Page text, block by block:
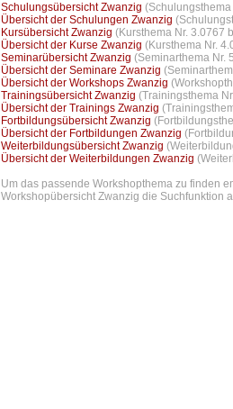
Schulungsübersicht Zwanzig
Übersicht der Schulungen Zwanzig
Kursübersicht Zwanzig (Kursthema Nr. 3.0767
Übersicht der Kurse Zwanzig (Kursthema Nr.
Seminarübersicht Zwanzig (Seminarthema Nr.
Übersicht der Seminare Zwanzig
Übersicht der Workshops Zwanzig
Trainingsübersicht Zwanzig (Trainingsthema
Übersicht der Trainings Zwanzig
Fortbildungsübersicht Zwanzig
Übersicht der Fortbildungen Zwanzig
Weiterbildungsübersicht Zwanzig
Übersicht der Weiterbildungen Zwanzig
Um das passende Workshopthema zu finden
Workshopübersicht Zwanzig die Suchfunktion